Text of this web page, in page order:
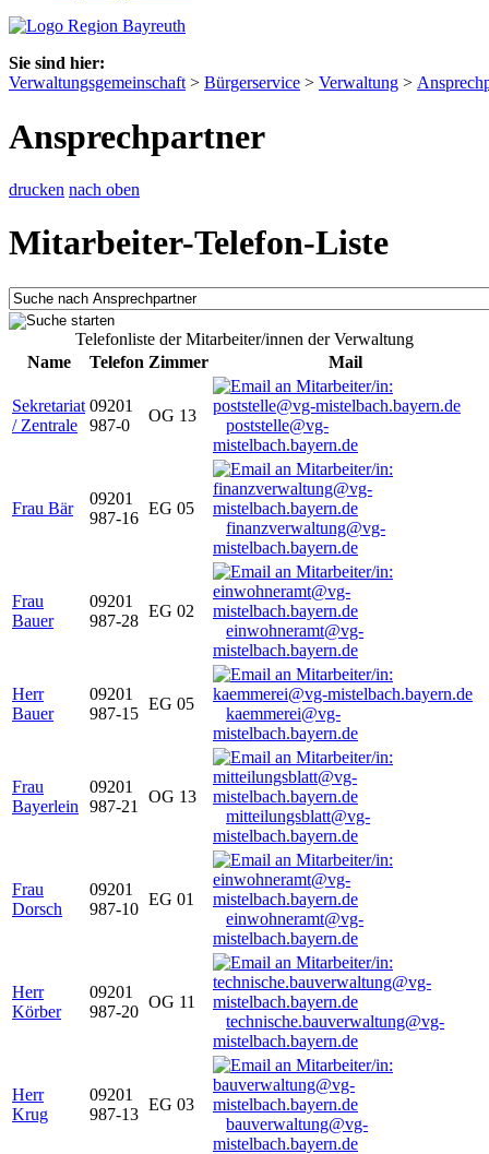
Sie sind hier:
Verwaltungsgemeinschaft > Bürgerservice > Verwaltung >
Ansprechpartner
drucken nach oben
Mitarbeiter-Telefon-Liste
Telefonliste der Mitarbeiter/innen der Verwaltung
Name
Telefon Zimmer Mail
Sekretariat
/ Zentrale
09201
987-0
OG 13
poststelle@vg-
mistelbach.bayern.de
Frau Bär
09201
987-16
EG 05
finanzverwaltung@vg-
mistelbach.bayern.de
Frau
Bauer
09201
987-28
EG 02
einwohneramt@vg-
mistelbach.bayern.de
Herr
Bauer
09201
987-15
EG 05
kaemmerei@vg-
mistelbach.bayern.de
Frau
Bayerlein
09201
987-21
OG 13
mitteilungsblatt@vg-
mistelbach.bayern.de
Frau
Dorsch
09201
987-10
EG 01
einwohneramt@vg-
mistelbach.bayern.de
Herr
Körber
09201
987-20
OG 11
technische.bauverwaltung@vg-
mistelbach.bayern.de
Herr
Krug
09201
987-13
EG 03
bauverwaltung@vg-
mistelbach.bayern.de